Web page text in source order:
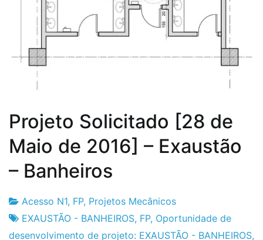
Projeto Solicitado [28 de
Maio de 2016] – Exaustão
– Banheiros
Fabrica
do
28
de
Acesso N1, FP, Projetos Mecânicos
EXAUSTÃO - BANHEIROS, FP, Oportunidade de
desenvolvimento de projeto: EXAUSTÃO - BANHEIROS,